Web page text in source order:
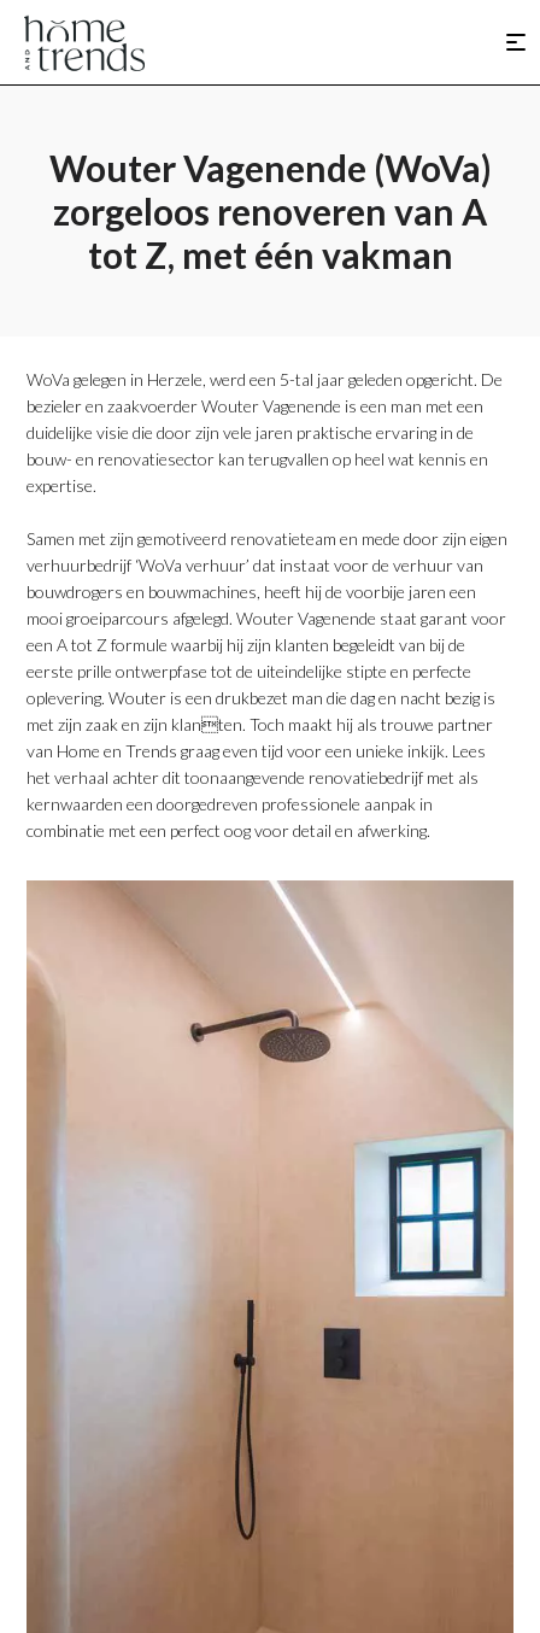
Wouter Vagenende (WoVa)
zorgeloos renoveren van A
tot Z, met één vakman
WoVa gelegen in Herzele, werd een 5-tal jaar geleden opgericht. De
bezieler en zaakvoerder Wouter Vagenende is een man met een
duidelijke visie die door zijn vele jaren praktische ervaring in de
bouw- en renovatiesector kan terugvallen op heel wat kennis en
expertise.
Samen met zijn gemotiveerd renovatieteam en mede door zijn eigen
verhuurbedrijf ‘WoVa verhuur’ dat instaat voor de verhuur van
bouwdrogers en bouwmachines, heeft hij de voorbije jaren een
mooi groeiparcours afgelegd. Wouter Vagenende staat garant voor
een A tot Z formule waarbij hij zijn klanten begeleidt van bij de
eerste prille ontwerpfase tot de uiteindelijke stipte en perfecte
oplevering. Wouter is een drukbezet man die dag en nacht bezig is
met zijn zaak en zijn klanten. Toch maakt hij als trouwe partner
van Home en Trends graag even tijd voor een unieke inkijk. Lees
het verhaal achter dit toonaangevende renovatiebedrijf met als
kernwaarden een doorgedreven professionele aanpak in
combinatie met een perfect oog voor detail en afwerking.